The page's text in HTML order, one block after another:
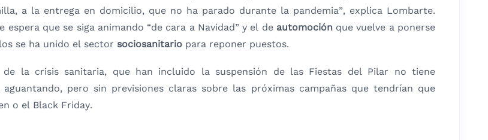
a la entrega en domicilio, que no ha parado durante la pandemia”, explica Lombarte.
espera que se siga animando “de cara a Navidad” y el de automociónque vuelve a ponerse
se ha unido el sector sociosanitario para reponer puestos.
la crisis sanitaria, que han incluido la suspensión de las Fiestas del Pilar no tiene
pero sin previsiones claras sobre las próximas campañas que tendrían que
o el Black Friday.